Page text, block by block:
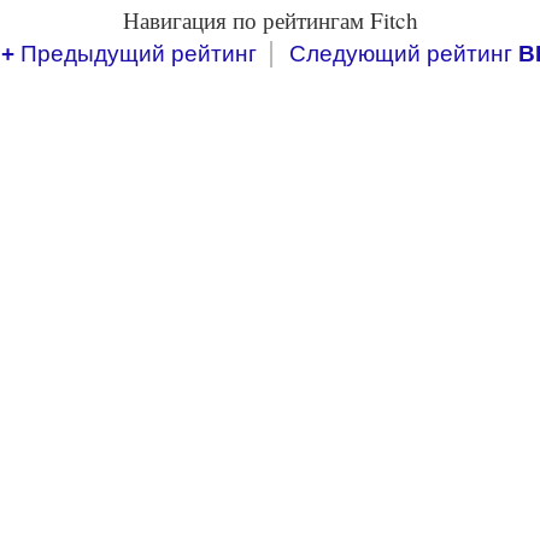
Навигация по рейтингам Fitch
Предыдущий рейтинг Следующий рейтинг